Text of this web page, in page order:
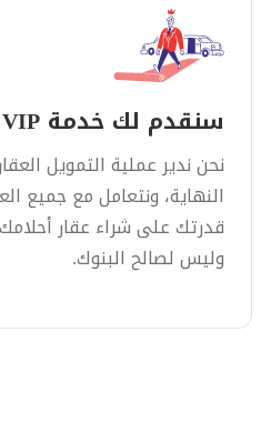
سنقدم لك خدمة VIP
نحن ندير عملية التمويل
النهاية، ونتعامل مع جميع
قدرتك على شراء عقار
وليس لصالح البنوك.